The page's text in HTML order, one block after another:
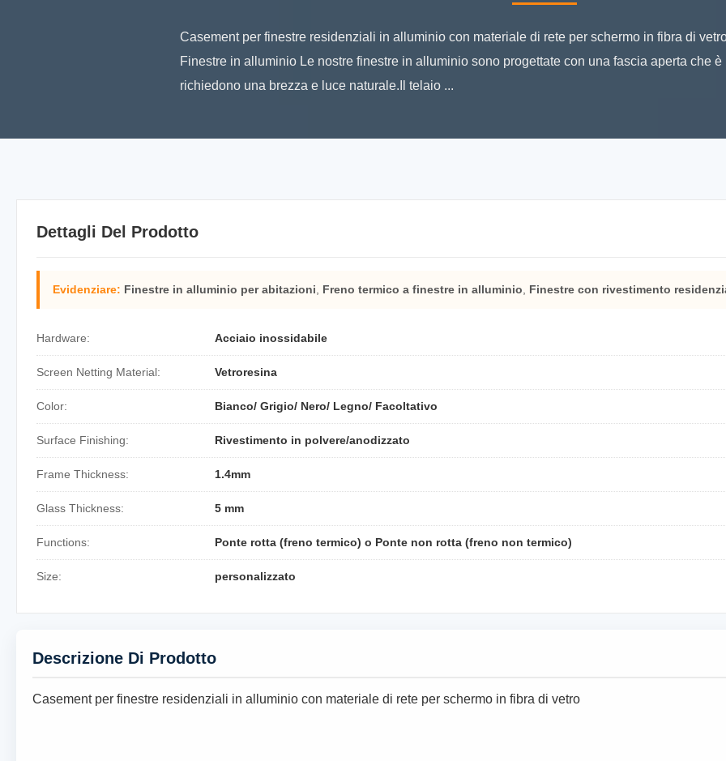
Casement per finestre residenziali in alluminio con materiale di rete per schermo in fibra di
Finestre in alluminio Le nostre finestre in alluminio sono progettate con una fascia aperta che
richiedono una brezza e luce naturale.Il telaio ...
Dettagli Del Prodotto
Evidenziare: Finestre in alluminio per abitazioni Freno termico a finestre in alluminio Finestre con rivestimento
Hardware: Acciaio inossidabile
Screen Netting Material: Vetroresina
Color: Bianco/ Grigio/ Nero/ Legno/ Facoltativo
Surface Finishing: Rivestimento in polvere/anodizzato
Frame Thickness: 1.4mm
Glass Thickness: 5 mm
Functions: Ponte rotta (freno termico) o Ponte non rotta (freno non termico)
Size: personalizzato
Descrizione Di Prodotto
Casement per finestre residenziali in alluminio con materiale di rete per schermo in fibra di vetro